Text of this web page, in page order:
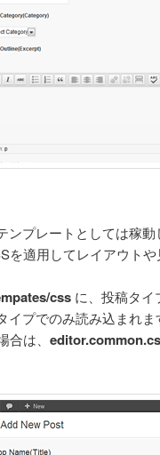
ンプレートとしては稼
を適用してレイアウトや
cssに、投稿タイ
イプでのみ読み込まれ
は、